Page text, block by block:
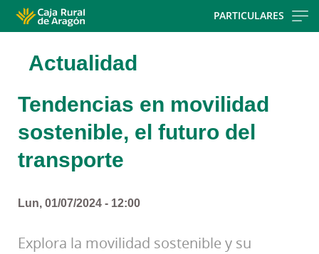
PARTICULARES
Actualidad
Tendencias en movilidad
sostenible, el futuro del
transporte
Lun, 01/07/2024 - 12:00
Explora la movilidad sostenible y su